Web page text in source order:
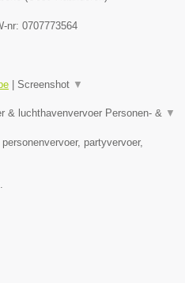
nr: 0707773564
Screenshot ▼
& luchthavenvervoer Personen- & ▼
partyvervoer,